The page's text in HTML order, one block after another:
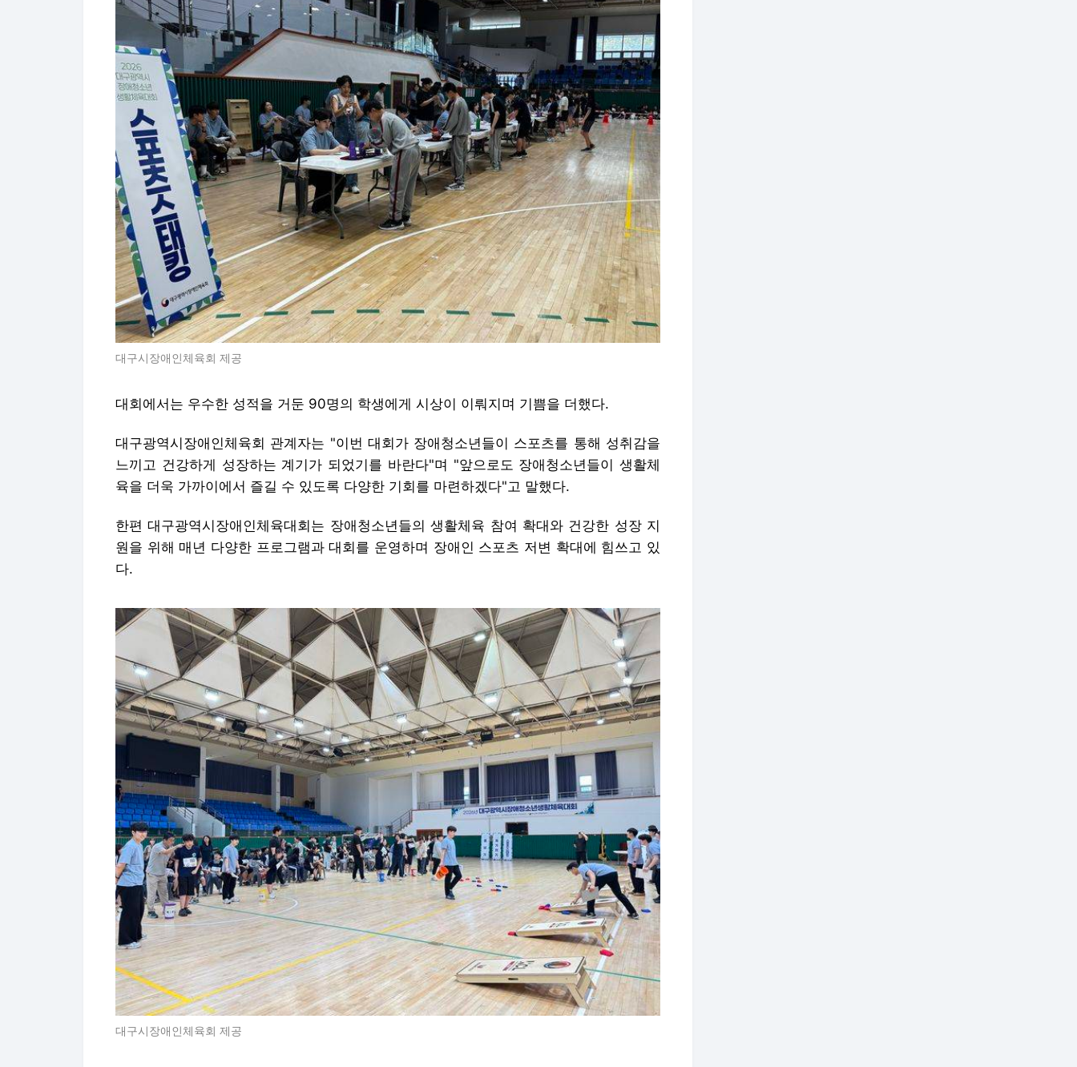
대구시장애인체육회 제공
대회에서는 우수한 성적을 거둔 90명의 학생에게 시상이 이뤄지며 기쁨을 더했다.
대구광역시장애인체육회 관계자는 "이번 대회가 장애청소년들이 스포츠를 통해 성취감을
느끼고 건강하게 성장하는 계기가 되었기를 바란다"며 "앞으로도 장애청소년들이 생활체
육을 더욱 가까이에서 즐길 수 있도록 다양한 기회를 마련하겠다"고 말했다.
한편 대구광역시장애인체육대회는 장애청소년들의 생활체육 참여 확대와 건강한 성장 지
원을 위해 매년 다양한 프로그램과 대회를 운영하며 장애인 스포츠 저변 확대에 힘쓰고 있
다.
대구시장애인체육회 제공